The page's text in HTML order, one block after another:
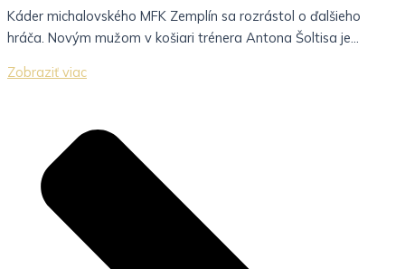
Káder michalovského MFK Zemplín sa rozrástol o ďalšieho
hráča. Novým mužom v košiari trénera Antona Šoltisa je...
Zobraziť viac